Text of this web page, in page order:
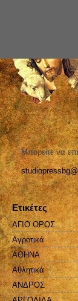
Μπορείτε να
Ετικέτες
ΑΓΙΟ ΟΡΟΣ
Αγροτικά
ΑΘΗΝΑ
Αθλητικά
ΑΝΔΡΟΣ